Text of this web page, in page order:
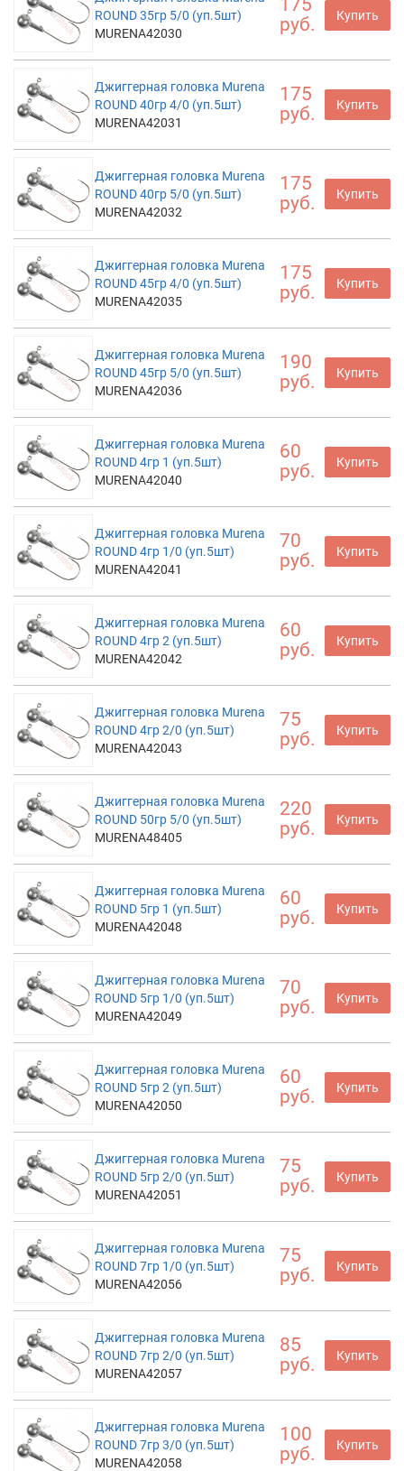
ROUND 35гр 5/0 (уп.5шт)
MURENA42030
175
руб.
Купить
Джиггерная головка Murena
ROUND 40гр 4/0 (уп.5шт)
MURENA42031
175
руб.
Купить
Джиггерная головка Murena
ROUND 40гр 5/0 (уп.5шт)
MURENA42032
175
руб.
Купить
Джиггерная головка Murena
ROUND 45гр 4/0 (уп.5шт)
MURENA42035
175
руб.
Купить
Джиггерная головка Murena
ROUND 45гр 5/0 (уп.5шт)
MURENA42036
190
руб.
Купить
Джиггерная головка Murena
ROUND 4гр 1 (уп.5шт)
MURENA42040
60
руб.
Купить
Джиггерная головка Murena
ROUND 4гр 1/0 (уп.5шт)
MURENA42041
70
руб.
Купить
Джиггерная головка Murena
ROUND 4гр 2 (уп.5шт)
MURENA42042
60
руб.
Купить
Джиггерная головка Murena
ROUND 4гр 2/0 (уп.5шт)
MURENA42043
75
руб.
Купить
Джиггерная головка Murena
ROUND 50гр 5/0 (уп.5шт)
MURENA48405
220
руб.
Купить
Джиггерная головка Murena
ROUND 5гр 1 (уп.5шт)
MURENA42048
60
руб.
Купить
Джиггерная головка Murena
ROUND 5гр 1/0 (уп.5шт)
MURENA42049
70
руб.
Купить
Джиггерная головка Murena
ROUND 5гр 2 (уп.5шт)
MURENA42050
60
руб.
Купить
Джиггерная головка Murena
ROUND 5гр 2/0 (уп.5шт)
MURENA42051
75
руб.
Купить
Джиггерная головка Murena
ROUND 7гр 1/0 (уп.5шт)
MURENA42056
75
руб.
Купить
Джиггерная головка Murena
ROUND 7гр 2/0 (уп.5шт)
MURENA42057
85
руб.
Купить
Джиггерная головка Murena
ROUND 7гр 3/0 (уп.5шт)
MURENA42058
100
руб.
Купить